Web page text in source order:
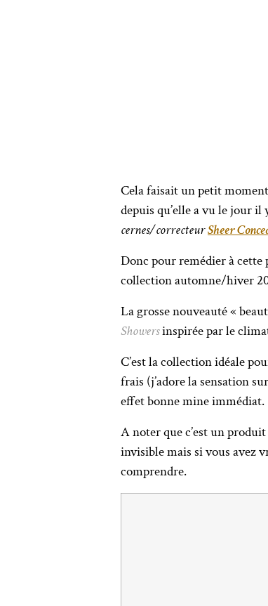
Cela faisait un petit
depuis qu’elle a vu le jour il
cernes/correcteurSheer
Donc pour remédier à cette
collection automne/hiver
La grosse nouveauté «
Showersinspirée par le
C’est la collection idéale
frais (j’adore la sensation
effet bonne mine immédiat.
A noter que c’est un
invisible mais si vous avez
comprendre.